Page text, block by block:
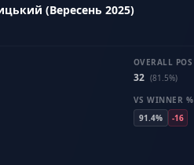
(Вересень 2025)
OVERALL POS
32 (81.5%)
VS WINNER %
91.4%
-16